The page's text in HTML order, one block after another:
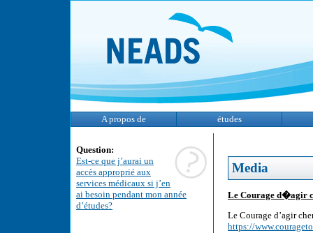
A propos de études
Question:
Est-ce que j’aurai un
accès approprié aux
services médicaux si j’en
ai besoin pendant mon année
d’études?
Media
Le Courage d�agir
Le Courage d’agir
https://